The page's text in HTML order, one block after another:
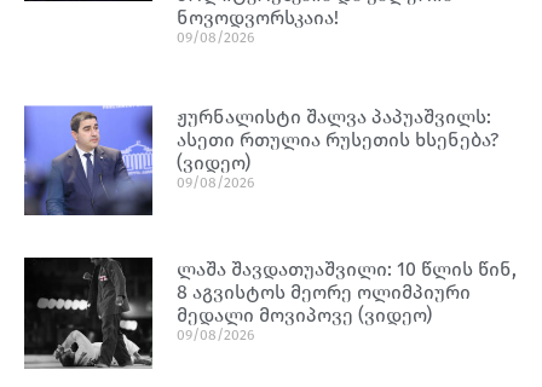
ნოვოდვორსკაია!
09/08/2026
ჟურნალისტი შალვა პაპუაშვილს:
ასეთი რთულია რუსეთის ხსენება?
(ვიდეო)
09/08/2026
ლაშა შავდათუაშვილი: 10 წლის წინ,
8 აგვისტოს მეორე ოლიმპიური
მედალი მოვიპოვე (ვიდეო)
09/08/2026